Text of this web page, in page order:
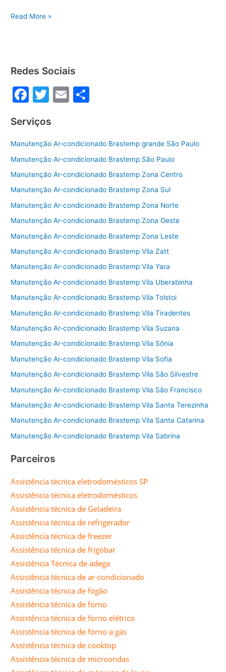
c
o
o
k
itt
Assistência
Domingos
Read More »
Redes Sociais
F
c
e
b
o
o
k
T
itt
er
E
l
e
Serviços
Manutenção Ar-condicionado Brastemp grande São Paulo
Manutenção Ar-condicionado Brastemp São Paulo
Manutenção Ar-condicionado Brastemp Zona Centro
Manutenção Ar-condicionado Brastemp Zona Sul
Manutenção Ar-condicionado Brastemp Zona Norte
Manutenção Ar-condicionado Brastemp Zona Oeste
Manutenção Ar-condicionado Brastemp Zona Leste
Manutenção Ar-condicionado Brastemp Vila Zatt
Manutenção Ar-condicionado Brastemp Vila Yara
Manutenção Ar-condicionado Brastemp Vila Uberabinha
Manutenção Ar-condicionado Brastemp Vila Tolstoi
Manutenção Ar-condicionado Brastemp Vila Tiradentes
Manutenção Ar-condicionado Brastemp Vila Suzana
Manutenção Ar-condicionado Brastemp Vila Sônia
Manutenção Ar-condicionado Brastemp Vila Sofia
Manutenção Ar-condicionado Brastemp Vila São Silvestre
Manutenção Ar-condicionado Brastemp Vila São Francisco
Manutenção Ar-condicionado Brastemp Vila Santa Terezinha
Manutenção Ar-condicionado Brastemp Vila Santa Catarina
Manutenção Ar-condicionado Brastemp Vila Sabrina
Parceiros
Assistência técnica eletrodomésticos SP
Assistência técnica eletrodomésticos
Assistência técnica de Geladeira
Assistência técnica de refrigerador
Assistência técnica de freezer
Assistência técnica de frigobar
Assistência Técnica de adega
Assistência técnica de ar-condicionado
Assistência técnica de fogão
Assistência técnica de forno
Assistência técnica de forno elétrico
Assistência técnica de forno a gás
Assistência técnica de cooktop
Assistência técnica de microondas